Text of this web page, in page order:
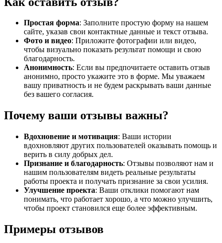
Простая форма: Заполните простую форму на нашем
сайте, указав свои контактные данные и текст отзыва.
Фото и видео: Приложите фотографии или видео,
чтобы визуально показать результат помощи и свою
благодарность.
Анонимность: Если вы предпочитаете оставить отзыв
анонимно, просто укажите это в форме. Мы уважаем
вашу приватность и не будем раскрывать ваши данные
без вашего согласия.
Почему ваши отзывы важны?
Вдохновение и мотивация: Ваши истории
вдохновляют других пользователей оказывать помощь и
верить в силу добрых дел.
Признание и благодарность: Отзывы позволяют нам и
нашим пользователям видеть реальные результаты
работы проекта и получать признание за свои усилия.
Улучшение проекта: Ваши отклики помогают нам
понимать, что работает хорошо, а что можно улучшить,
чтобы проект становился еще более эффективным.
Примеры отзывов